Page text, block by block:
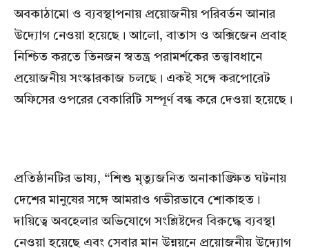
অবকাঠামো ও ব্যবস্থাপনায় প্রয়োজনীয় পরিবর্তন আনার
উদ্যোগ নেওয়া হয়েছে। আলো, বাতাস ও অক্সিজেন প্রবাহ
নিশ্চিত করতে তিনজন স্বতন্ত্র পরামর্শকের তত্ত্বাবধানে
প্রয়োজনীয় সংস্কারকাজ চলছে। একই সঙ্গে করপোরেট
অফিসের ওপরের বেকারিটি সম্পূর্ণ বন্ধ করে দেওয়া হয়েছে।
প্রতিষ্ঠানটির ভাষ্য, “শিশু মৃত্যুজনিত অনাকাঙ্ক্ষিত ঘটনায়
দেশের মানুষের সঙ্গে আমরাও গভীরভাবে শোকাহত।
দায়িত্বে অবহেলার অভিযোগে সংশ্লিষ্টদের বিরুদ্ধে ব্যবস্থা
নেওয়া হয়েছে এবং সেবার মান উন্নয়নে প্রয়োজনীয় উদ্যোগ